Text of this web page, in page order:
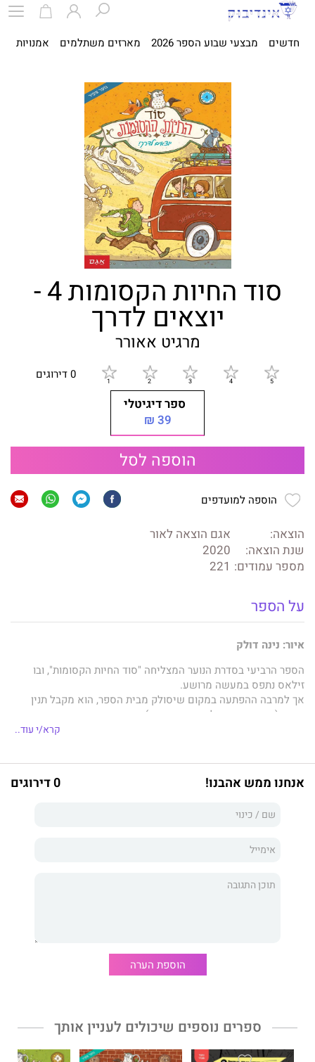
חדשים מבצעי שבוע הספר 2026 מארזים משתלמים אמנויות
סוד החיות הקסומות 4 -
יוצאים לדרך
מרגיט אאורר
0 דירוגים
ספר דיגיטלי
39 ₪
הוספה לסל
הוספה למועדפים
הוצאה:
אגם הוצאה לאור
שנת הוצאה:
2020
מספר עמודים: 221
על הספר
איור: נינה דולק
הספר הרביעי בסדרת הנוער המצליחה "סוד החיות הקסומות", ובו
זילאס נתפס במעשה מרושע.
אך למרבה ההפתעה במקום שיסולק מבית הספר, הוא מקבל תנין
מדבר (עם ריח מאוד לא נעים מהפה.)
קרא/י עוד..
אנחנו ממש אהבנו! 0 דירוגים
הוספת הערה
ספרים נוספים שיכולים לעניין אותך